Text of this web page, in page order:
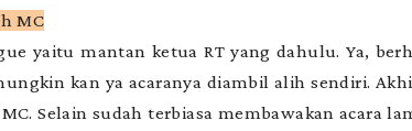
MC
yaitu mantan ketua RT yang dahulu. Ya,
kan ya acaranya diambil alih sendiri.
Selain sudah terbiasa membawakan acara